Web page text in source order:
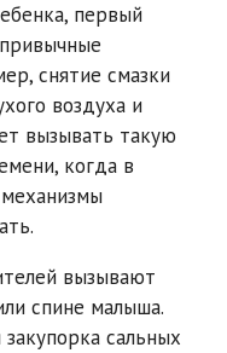
первый
снятие смазки
воздуха и
вызывать такую
когда в
вызывают
спине малыша.
сальных